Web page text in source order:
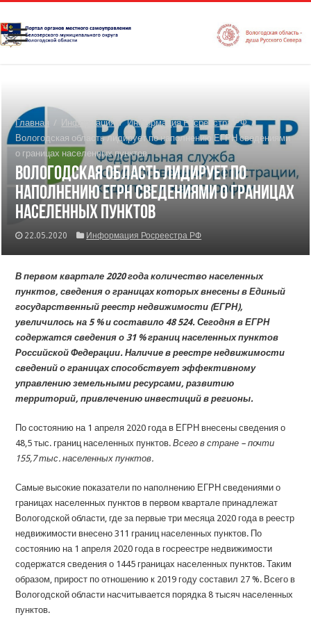
Главная / Информация / Информация Росреестра РФ /
Вологодская область лидирует по наполнению ЕГРН сведениями
о границах населенных пунктов
Вологодская область лидирует по
наполнению ЕГРН сведениями о границах
населенных пунктов
22.05.2020 Информация Росреестра РФ
В первом квартале 2020 года количество населенных
пунктов, сведения о границах которых внесены в Единый
государственный реестр недвижимости (ЕГРН),
увеличилось на 5 % и составило 48 524. Сегодня в ЕГРН
содержатся сведения о 31 % границ населенных пунктов
Российской Федерации. Наличие в реестре недвижимости
сведений о границах способствует эффективному
управлению земельными ресурсами, развитию
территорий, привлечению инвестиций в регионы.
По состоянию на 1 апреля 2020 года в ЕГРН внесены сведения о
48,5 тыс. границ населенных пунктов.Всего в стране – почти
155,7 тыс. населенных пунктов.
Самые высокие показатели по наполнению ЕГРН сведениями о
границах населенных пунктов в первом квартале принадлежат
Вологодской области, где за первые три месяца 2020 года в реестр
недвижимости внесено 311 границ населенных пунктов. По
состоянию на 1 апреля 2020 года в госреестре недвижимости
содержатся сведения о 1445 границах населенных пунктов. Таким
образом, прирост по отношению к 2019 году составил 27 %. Всего в
Вологодской области насчитывается порядка 8 тысяч населенных
пунктов.